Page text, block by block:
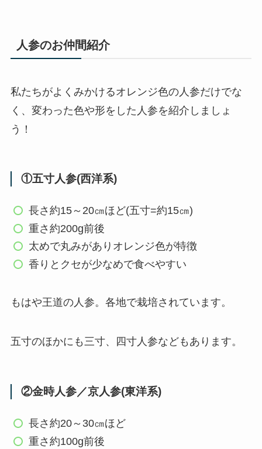
人参のお仲間紹介
私たちがよくみかけるオレンジ色の人参だけでな
く、変わった色や形をした人参を紹介しましょ
う！
①五寸人参(西洋系)
長さ約15～20㎝ほど(五寸=約15㎝)
重さ約200g前後
太めで丸みがありオレンジ色が特徴
香りとクセが少なめで食べやすい
もはや王道の人参。各地で栽培されています。
五寸のほかにも三寸、四寸人参などもあります。
②金時人参／京人参(東洋系)
長さ約20～30㎝ほど
重さ約100g前後